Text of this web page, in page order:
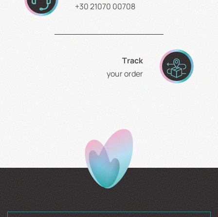
+30 21070 00708
Τrack
your order